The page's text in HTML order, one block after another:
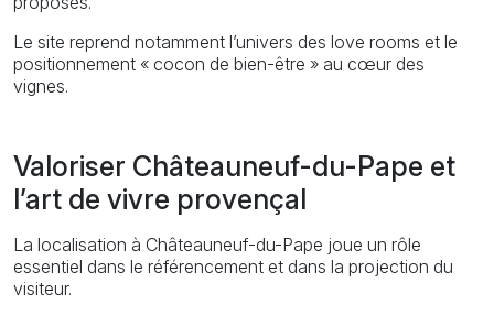
Le site reprend notamment l’univers des love rooms et le
positionnement « cocon de bien-être » au cœur des
vignes.
Valoriser Châteauneuf-du-Pape et
l’art de vivre provençal
La localisation à Châteauneuf-du-Pape joue un rôle
essentiel dans le référencement et dans la projection du
visiteur.